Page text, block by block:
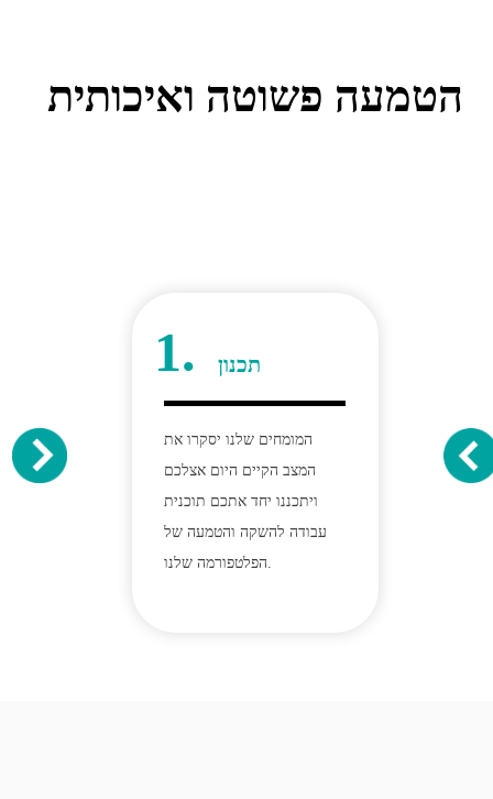
הטמעה פשוטה ואיכותית
1. תכנון
המומחים שלנו יסקרו את
המצב הקיים היום אצלכם
ויתכננו יחד אתכם תוכנית
עבודה להשקה והטמעה של